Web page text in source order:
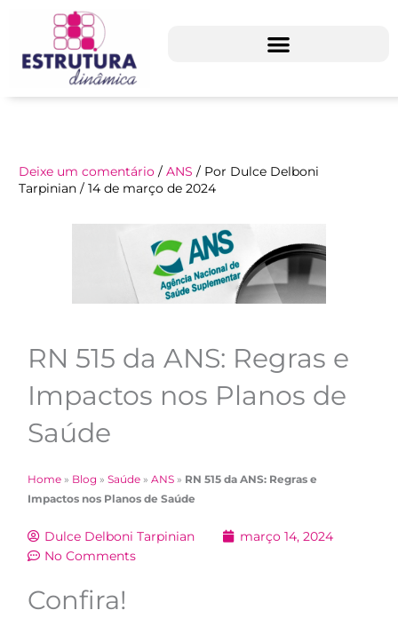
conteúdo
Deixe um comentário /ANS / Por Dulce Delboni
Tarpinian/14 de março de 2024
RN 515 da ANS: Regras e
Impactos nos Planos de
Saúde
Home » Blog »Saúde »ANS » RN 515 da ANS: Regras e
Impactos nos Planos de Saúde
Dulce Delboni Tarpinian
março 14, 2024
No Comments
Confira!